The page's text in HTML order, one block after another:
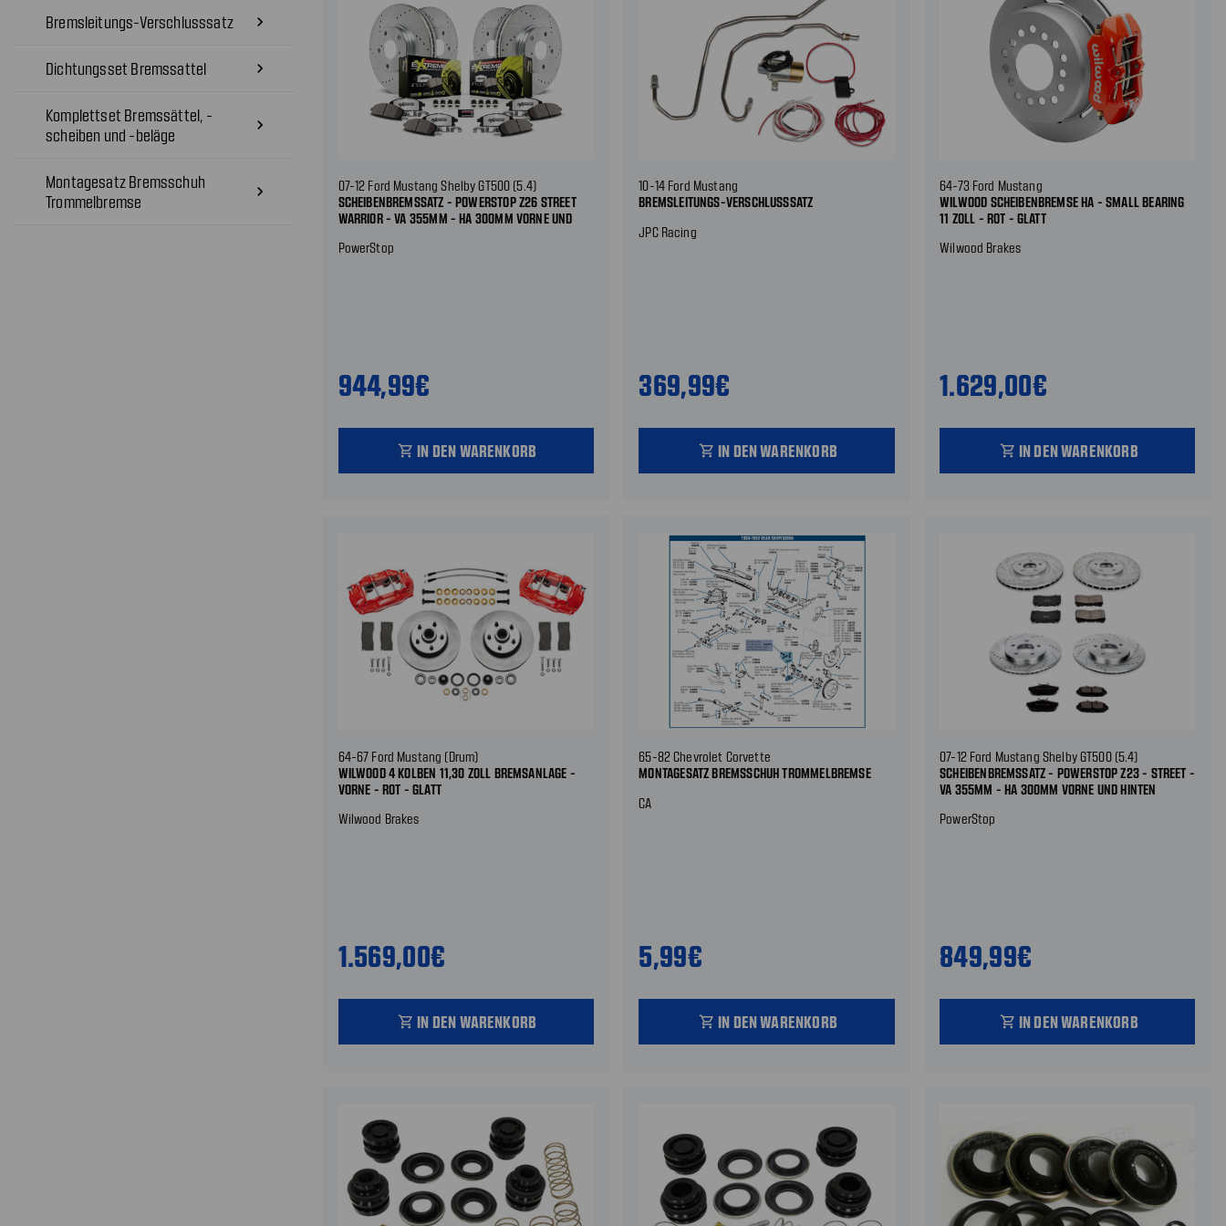
Bremsleitungs-Verschlusssatz navigate_next
Dichtungsset Bremssattel navigate_next
Komplettset Bremssättel, -
scheiben und -beläge
navigate_next
Montagesatz Bremsschuh
Trommelbremse
navigate_next
07-12 Ford Mustang Shelby GT500 (5.4)
SCHEIBENBREMSSATZ - POWERSTOP Z26 STREET
WARRIOR - VA 355MM - HA 300MM VORNE UND
PowerStop
944,99€
shopping_cart IN DEN WARENKORB
10-14 Ford Mustang
BREMSLEITUNGS-VERSCHLUSSSATZ
JPC Racing
369,99€
shopping_cart IN DEN WARENKORB
64-73 Ford Mustang
WILWOOD SCHEIBENBREMSE HA - SMALL BEARING
11 ZOLL - ROT - GLATT
Wilwood Brakes
1.629,00€
shopping_cart IN DEN WARENKORB
64-67 Ford Mustang (Drum)
WILWOOD 4 KOLBEN 11,30 ZOLL BREMSANLAGE -
VORNE - ROT - GLATT
Wilwood Brakes
1.569,00€
shopping_cart IN DEN WARENKORB
65-82 Chevrolet Corvette
MONTAGESATZ BREMSSCHUH TROMMELBREMSE
CA
5,99€
shopping_cart IN DEN WARENKORB
07-12 Ford Mustang Shelby GT500 (5.4)
SCHEIBENBREMSSATZ - POWERSTOP Z23 - STREET -
VA 355MM - HA 300MM VORNE UND HINTEN
PowerStop
849,99€
shopping_cart IN DEN WARENKORB